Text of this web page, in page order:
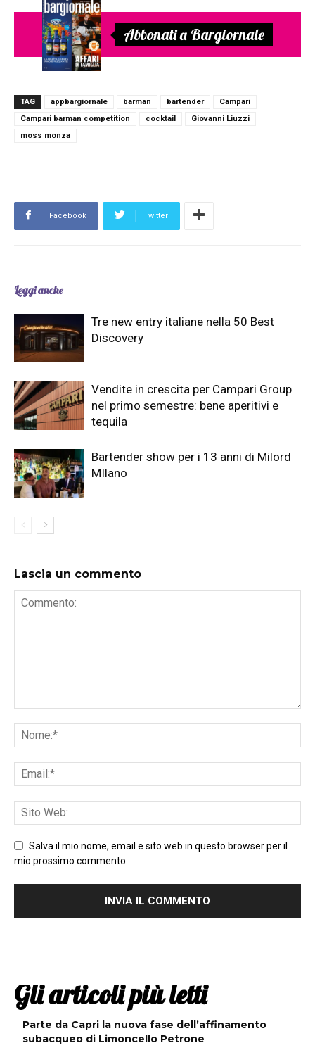
Abbonati a Bargiornale
TAG appbargiornale barman bartender
Campari
Campari barman competition
cocktail
Giovanni Liuzzi
moss monza
Facebook Twitter
Leggi anche
Tre new entry italiane nella 50 Best
Discovery
Vendite in crescita per Campari Group
nel primo semestre: bene aperitivi e
tequila
Bartender show per i 13 anni di Milord
MIlano
Lascia un commento
Salva il mio nome, email e sito web in questo browser per il
mio prossimo commento.
Gli articoli più letti
Parte da Capri la nuova fase dell’affinamento
subacqueo di Limoncello Petrone